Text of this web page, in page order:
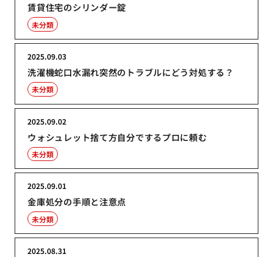
賃貸住宅のシリンダー錠
未分類
洗濯機蛇口水漏れ突然のトラブルにどう対処する？
2025.09.03
未分類
ウォシュレット捨て方自分でするプロに頼む
2025.09.02
未分類
金庫処分の手順と注意点
2025.09.01
未分類
2025.08.31